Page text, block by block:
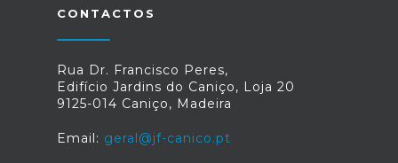
CONTACTOS
Rua Dr. Francisco Peres,
Edifício Jardins do Caniço, Loja 20
9125-014 Caniço, Madeira
Email: geral@jf-canico.pt